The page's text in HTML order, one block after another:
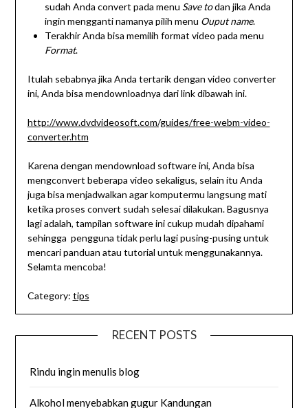
sudah Anda convert pada menu Save todan jika Anda
ingin mengganti namanya pilih menu Ouput name.
Terakhir Anda bisa memilih format video pada menu
Format.
Itulah sebabnya jika Anda tertarik dengan video converter
ini, Anda bisa mendownloadnya dari link dibawah ini.
http://www.dvdvideosoft.com/guides/free-webm-video-
converter.htm
Karena dengan mendownload software ini, Anda bisa
mengconvert beberapa video sekaligus, selain itu Anda
juga bisa menjadwalkan agar komputermu langsung mati
ketika proses convert sudah selesai dilakukan. Bagusnya
lagi adalah, tampilan software ini cukup mudah dipahami
sehingga pengguna tidak perlu lagi pusing-pusing untuk
mencari panduan atau tutorial untuk menggunakannya.
Selamta mencoba!
Category: tips
RECENT POSTS
Rindu ingin menulis blog
Alkohol menyebabkan gugur Kandungan